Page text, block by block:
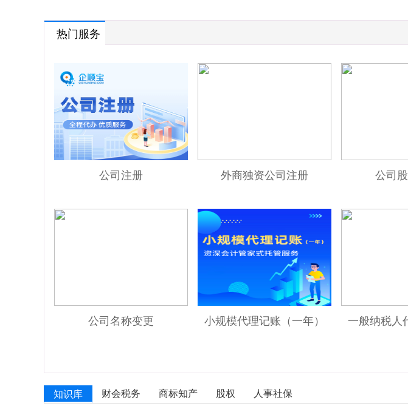
热门服务
公司注册 外商独资公司注册 公司
公司名称变更 小规模代理记账（一年）
一般纳税人
知识库 财会税务 商标知产 股权 人事社保